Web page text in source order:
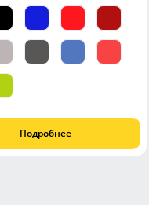
Подробнее